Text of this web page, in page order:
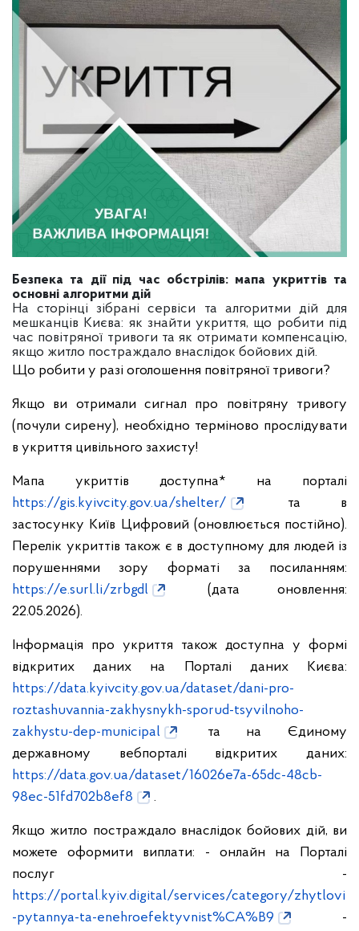
Безпека та дії під час обстрілів: мапа укриттів та
основні алгоритми дій
На сторінці зібрані сервіси та алгоритми дій для
мешканців Києва: як знайти укриття, що робити під
час повітряної тривоги та як отримати компенсацію,
якщо житло постраждало внаслідок бойових дій.
Що робити у разі оголошення повітряної тривоги?
Якщо ви отримали сигнал про повітряну тривогу
(почули сирену), необхідно терміново прослідувати
в укриття цивільного захисту!
Мапа укриттів доступна* на порталі
https://gis.kyivcity.gov.ua/shelter/
та в
застосунку Київ Цифровий (оновлюється постійно).
Перелік укриттів також є в доступному для людей із
порушеннями зору форматі за посиланням:
https://e.surl.li/zrbgdl
(дата оновлення:
22.05.2026).
Інформація про укриття також доступна у формі
відкритих даних на Порталі даних Києва:
https://data.kyivcity.gov.ua/dataset/dani-pro-
roztashuvannia-zakhysnykh-sporud-tsyvilnoho-
zakhystu-dep-municipal
та на Єдиному
державному вебпорталі відкритих даних:
https://data.gov.ua/dataset/16026e7a-65dc-48cb-
98ec-51fd702b8ef8
.
Якщо житло постраждало внаслідок бойових дій, ви
можете оформити виплати: - онлайн на Порталі
послуг -
https://portal.kyiv.digital/services/category/zhytlovi
-pytannya-ta-enehroefektyvnist%CA%B9
-